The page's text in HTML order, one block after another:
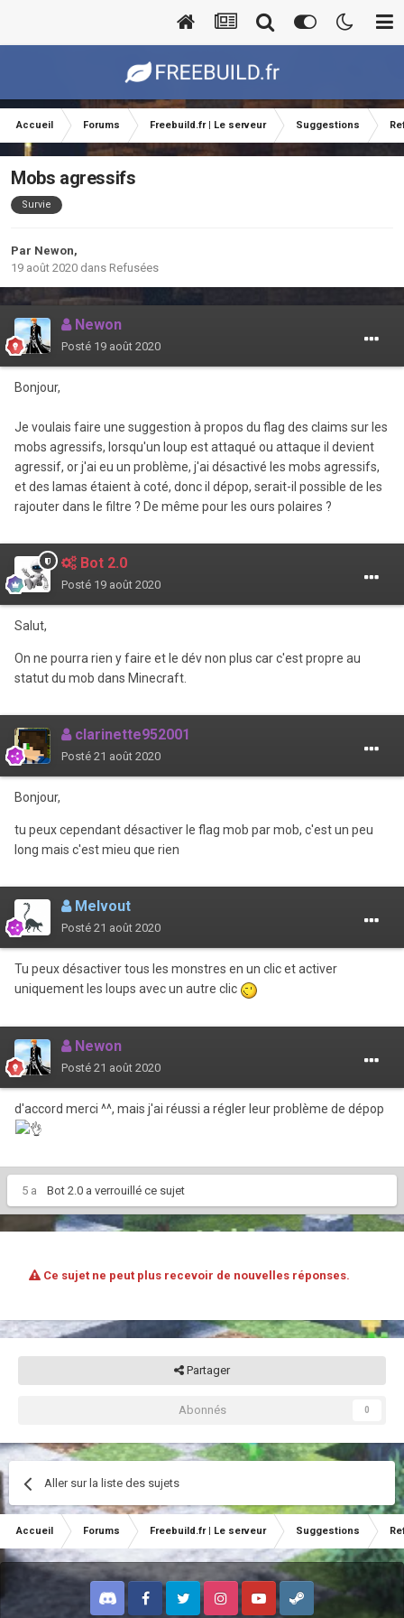
Accueil Forums Freebuild.fr | Le serveur Suggestions
Mobs agressifs
Survie
Par Newon,
19 août 2020 dans Refusées
Newon
Posté 19 août 2020
Bonjour,
Je voulais faire une suggestion à propos du flag des claims sur les
mobs agressifs, lorsqu'un loup est attaqué ou attaque il devient
agressif, or j'ai eu un problème, j'ai désactivé les mobs agressifs,
et des lamas étaient à coté, donc il dépop, serait-il possible de les
rajouter dans le filtre ? De même pour les ours polaires ?
Bot 2.0
Posté 19 août 2020
Salut,
On ne pourra rien y faire et le dév non plus car c'est propre au
statut du mob dans Minecraft.
clarinette952001
Posté 21 août 2020
Bonjour,
tu peux cependant désactiver le flag mob par mob, c'est un peu
long mais c'est mieu que rien
Melvout
Posté 21 août 2020
Tu peux désactiver tous les monstres en un clic et activer
uniquement les loups avec un autre clic
Newon
Posté 21 août 2020
d'accord merci ^^, mais j'ai réussi a régler leur problème de dépop
5 a Bot 2.0 a verrouillé ce sujet
Ce sujet ne peut plus recevoir de nouvelles réponses.
Partager
Abonnés 0
Aller sur la liste des sujets
Accueil Forums Freebuild.fr | Le serveur Suggestions
Discord FacebookTwitter InstagramYoutubeSteam